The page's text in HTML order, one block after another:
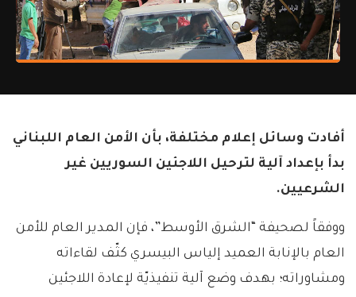
أفادت وسائل إعلام مختلفة، بأن الأمن العام اللبناني
بدأ بإعداد آلية لترحيل اللاجئين السوريين غير
الشرعيين.
ووفقاً لصحيفة “الشرق الأوسط”، فإن المدير العام للأمن
العام بالإنابة العميد إلياس البيسري كثّف لقاءاته
ومشاوراته؛ بهدف وضع آلية تنفيذيّة لإعادة اللاجئين